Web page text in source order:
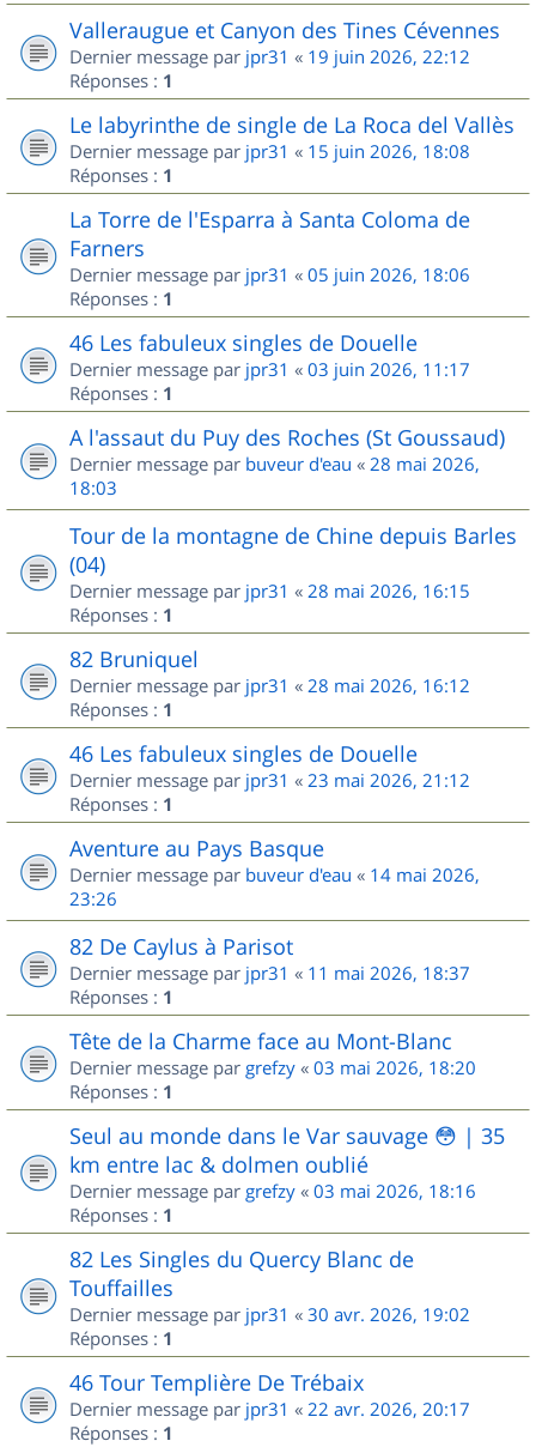
Valleraugue et Canyon des Tines Cévennes
Dernier message par jpr31 « 19 juin 2026, 22:12
Réponses : 1
Le labyrinthe de single de La Roca del Vallès
Dernier message par jpr31 « 15 juin 2026, 18:08
Réponses : 1
La Torre de l'Esparra à Santa Coloma de
Farners
Dernier message par jpr31 « 05 juin 2026, 18:06
Réponses : 1
46 Les fabuleux singles de Douelle
Dernier message par jpr31 « 03 juin 2026, 11:17
Réponses : 1
A l'assaut du Puy des Roches (St Goussaud)
Dernier message par buveur d'eau « 28 mai 2026,
18:03
Tour de la montagne de Chine depuis Barles
(04)
Dernier message par jpr31 « 28 mai 2026, 16:15
Réponses : 1
82 Bruniquel
Dernier message par jpr31 « 28 mai 2026, 16:12
Réponses : 1
46 Les fabuleux singles de Douelle
Dernier message par jpr31 « 23 mai 2026, 21:12
Réponses : 1
Aventure au Pays Basque
Dernier message par buveur d'eau « 14 mai 2026,
23:26
82 De Caylus à Parisot
Dernier message par jpr31 « 11 mai 2026, 18:37
Réponses : 1
Tête de la Charme face au Mont-Blanc
Dernier message par grefzy « 03 mai 2026, 18:20
Réponses : 1
Seul au monde dans le Var sauvage 😳 | 35
km entre lac & dolmen oublié
Dernier message par grefzy « 03 mai 2026, 18:16
Réponses : 1
82 Les Singles du Quercy Blanc de
Touffailles
Dernier message par jpr31 « 30 avr. 2026, 19:02
Réponses : 1
46 Tour Templière De Trébaix
Dernier message par jpr31 « 22 avr. 2026, 20:17
Réponses : 1